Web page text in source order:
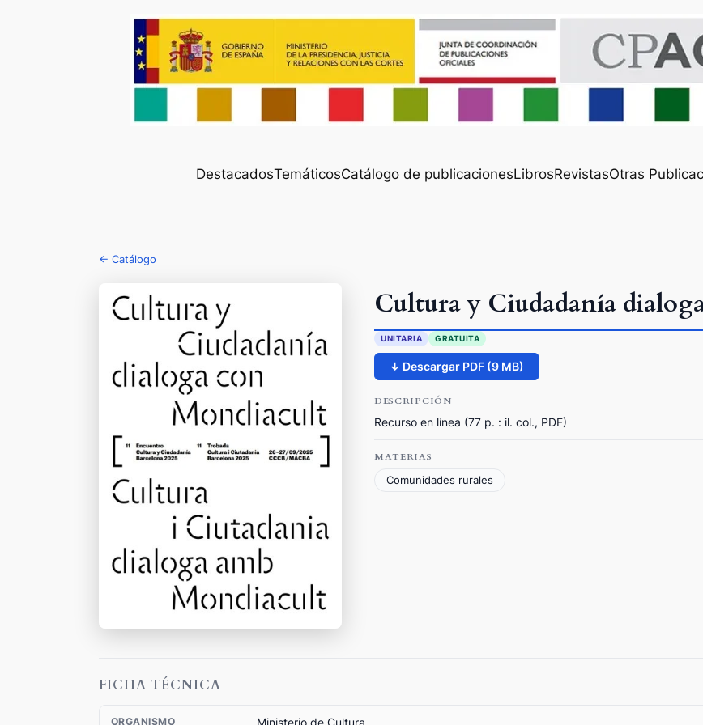
DestacadosTemáticosCatálogo de publicacionesLibrosRevistasOtras
← Catálogo
Cultura y Ciudadanía
UNITARIA GRATUITA
↓ Descargar PDF (9 MB)
DESCRIPCIÓN
Recurso en línea (77 p. : il. col., PDF)
MATERIAS
Comunidades rurales
FICHA TÉCNICA
ORGANISMO Ministerio de Cultura